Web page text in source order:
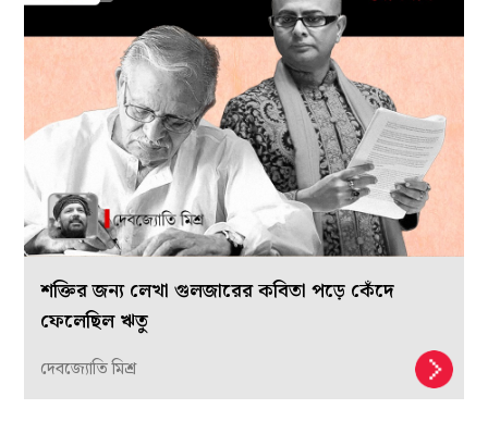
শক্তির জন্য লেখা গুলজারের কবিতা পড়ে কেঁদে
ফেলেছিল ঋতু
দেবজ্যোতি মিশ্র